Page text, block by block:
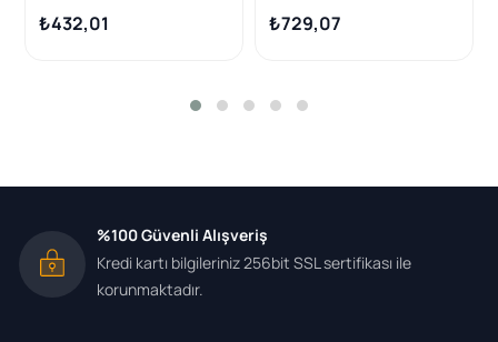
(70X29) / (Apv1075)
₺432,01
2002-2006
₺729,07
%100 Güvenli Alışveriş
Kredi kartı bilgileriniz 256bit SSL sertifikası ile
korunmaktadır.